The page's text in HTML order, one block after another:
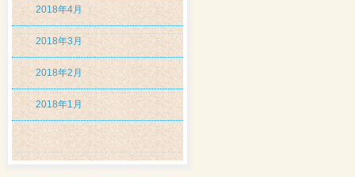
2018年4月
2018年3月
2018年2月
2018年1月